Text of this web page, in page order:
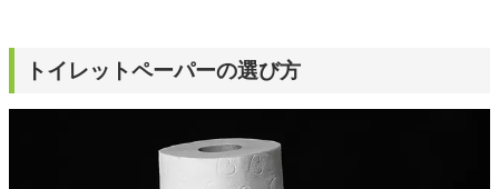
トイレットペーパーの選び方